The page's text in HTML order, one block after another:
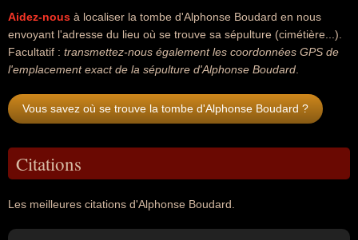
Aidez-nous à localiser la tombe d'Alphonse Boudard en nous
envoyant l'adresse du lieu où se trouve sa sépulture (cimétière...).
Facultatif : transmettez-nous également les coordonnées GPS de
l'emplacement exact de la sépulture d'Alphonse Boudard
Vous savez où se trouve la tombe d'Alphonse Boudard ?
Citations
Les meilleures citations d'Alphonse Boudard.